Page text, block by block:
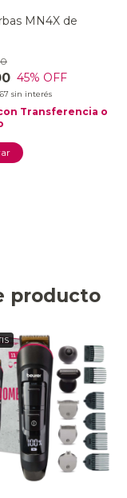
MN4X de
45% OFF
sin interés
Transferencia o
producto